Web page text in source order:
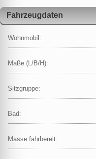
Fahrzeugdaten
Wohnmobil:
Maße (L/B/H):
Sitzgruppe:
Bad:
Masse fahrbereit: